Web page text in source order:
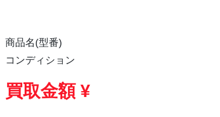
商品名(型番)
コンディション
買取金額 ¥